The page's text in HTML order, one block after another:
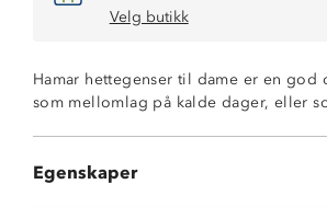
Velg butikk
Hamar hettegenser til dame er en
som mellomlag på kalde dager, eller
Egenskaper
Elastikk